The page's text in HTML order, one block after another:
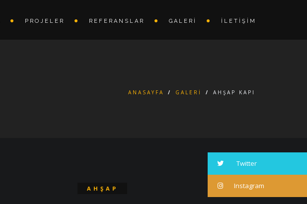
PROJELER REFERANSLAR GALERI İLETIŞIM
ANASAYFA / GALERI / AHŞAP KAPI
AHŞAP
Twitter
Instagram